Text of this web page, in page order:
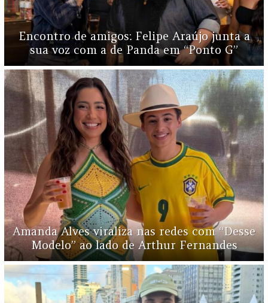
Encontro de amigos: Felipe Araújo junta a
sua voz com a de Panda em “Ponto G”
Amanda Alves viraliza nas redes com “Desse
Modelo” ao lado de Arthur Fernandes